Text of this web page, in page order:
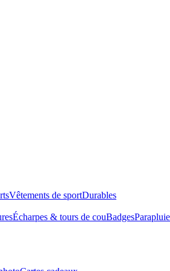
Vêtements de sportDurables
Écharpes & tours de couBadges